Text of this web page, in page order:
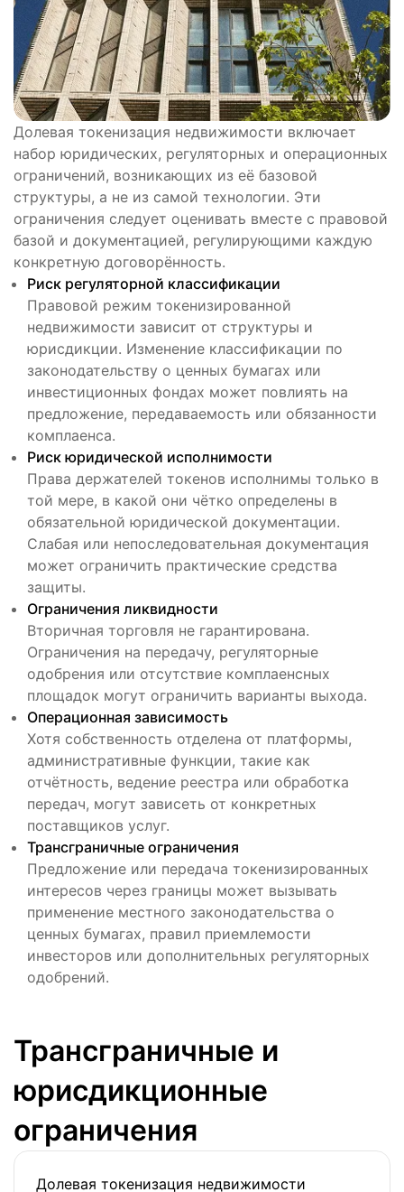
Долевая токенизация недвижимости включает
набор юридических, регуляторных и операционных
ограничений, возникающих из её базовой
структуры, а не из самой технологии. Эти
ограничения следует оценивать вместе с правовой
базой и документацией, регулирующими каждую
конкретную договорённость.
Риск регуляторной классификации
Правовой режим токенизированной
недвижимости зависит от структуры и
юрисдикции. Изменение классификации по
законодательству о ценных бумагах или
инвестиционных фондах может повлиять на
предложение, передаваемость или обязанности
комплаенса.
Риск юридической исполнимости
Права держателей токенов исполнимы только в
той мере, в какой они чётко определены в
обязательной юридической документации.
Слабая или непоследовательная документация
может ограничить практические средства
защиты.
Ограничения ликвидности
Вторичная торговля не гарантирована.
Ограничения на передачу, регуляторные
одобрения или отсутствие комплаенсных
площадок могут ограничить варианты выхода.
Операционная зависимость
Хотя собственность отделена от платформы,
административные функции, такие как
отчётность, ведение реестра или обработка
передач, могут зависеть от конкретных
поставщиков услуг.
Трансграничные ограничения
Предложение или передача токенизированных
интересов через границы может вызывать
применение местного законодательства о
ценных бумагах, правил приемлемости
инвесторов или дополнительных регуляторных
одобрений.
Трансграничные и
юрисдикционные
ограничения
Долевая токенизация недвижимости